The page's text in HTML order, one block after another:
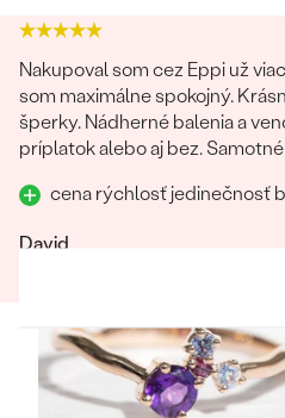
OBJAVIŤ
DIAMANTY
prívesky
Nakupoval som cez Eppi už
som maximálne spokojný.
šperky. Nádherné balenia a
príplatok alebo aj bez.
dokonalosti. Určite odporúčam
cena rýchlosť jedinečnosť
David